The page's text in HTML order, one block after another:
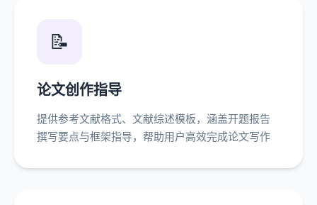
📝
论文创作指导
提供参考文献格式、文献综述模板，涵盖开题报告
撰写要点与框架指导，帮助用户高效完成论文写作